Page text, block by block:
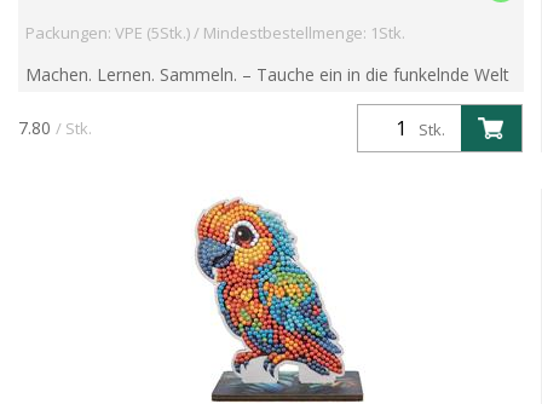
Packungen: VPE (5Stk.) / Mindestbestellmenge: 1Stk.
Machen. Lernen. Sammeln. – Tauche ein in die funkelnde Welt
der Crystal Art Wildlife Buddies! Entdecke die brandneue
Crystal Art Wildlife Buddies Kollektion – eine faszin...Stk.
7.80 / Stk.